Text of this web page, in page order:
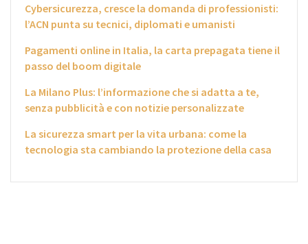
Cybersicurezza, cresce la domanda di professionisti:
l’ACN punta su tecnici, diplomati e umanisti
Pagamenti online in Italia, la carta prepagata tiene il
passo del boom digitale
La Milano Plus: l’informazione che si adatta a te,
senza pubblicità e con notizie personalizzate
La sicurezza smart per la vita urbana: come la
tecnologia sta cambiando la protezione della casa